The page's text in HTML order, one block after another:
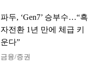
파두, ‘Gen7’ 승부수…“흑
자전환 1년 만에 체급 키
운다”
금융/증권